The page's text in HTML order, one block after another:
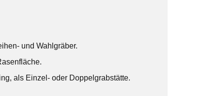
und Wahlgräber.
als Einzel- oder Doppelgrabstätte.